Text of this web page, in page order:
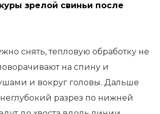
зрелой свиньи после
снять, тепловую обработку не
на спину и
и вокруг головы. Дальше
разрез по нижней